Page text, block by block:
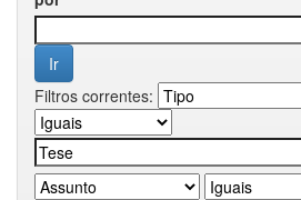
Filtros correntes: